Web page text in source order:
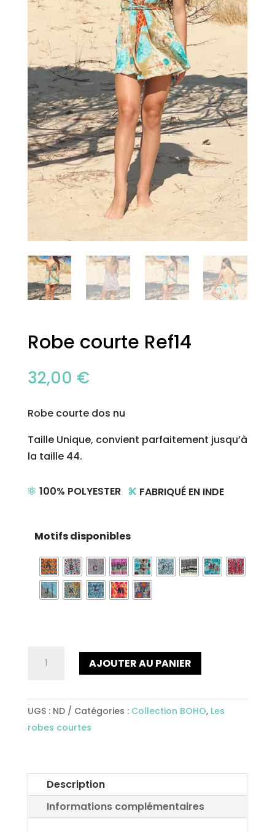
Robe courte Ref14
32,00 €
Robe courte dos nu
Taille Unique, convient parfaitement jusqu’à
la taille 44.
 100% POLYESTER  FABRIQUÉ EN INDE
Motifs disponibles
courte
Ref14
AJOUTER AU PANIER
UGS : ND Catégories : Collection BOHO, Les
robes courtes
Description
Informations complémentaires